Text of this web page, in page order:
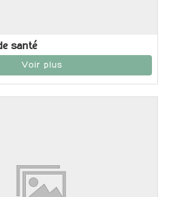
santé
Voir plus